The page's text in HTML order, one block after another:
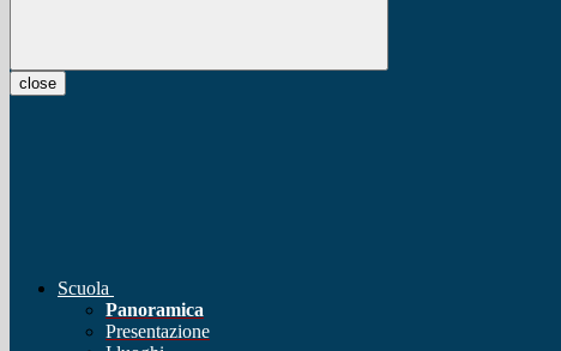
close
Scuola
Panoramica
Presentazione